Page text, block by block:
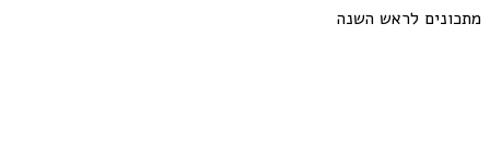
מתכונים לראש השנה